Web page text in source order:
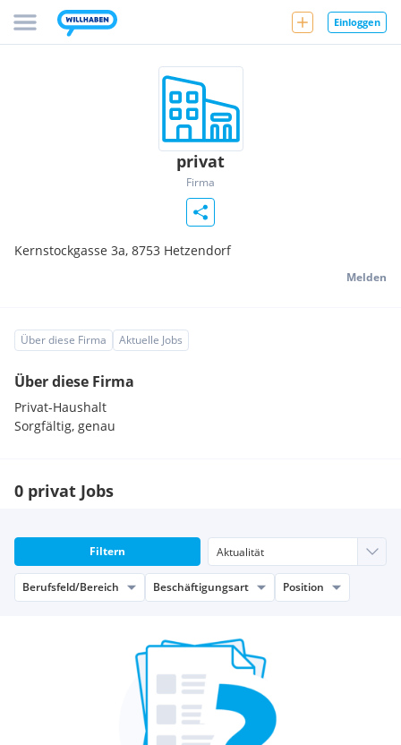
Einloggen
privat
Firma
Kernstockgasse 3a, 8753 Hetzendorf
Melden
Über diese Firma Aktuelle Jobs
Über diese Firma
Privat-Haushalt
Sorgfältig, genau
0 privat Jobs
Filtern
Berufsfeld/Bereich Beschäftigungsart Position